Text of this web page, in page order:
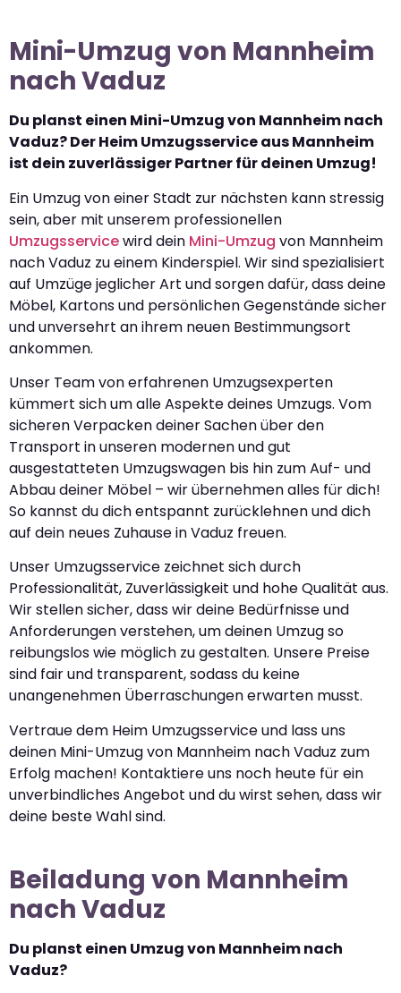
Mini-Umzug von Mannheim
nach Vaduz
Du planst einen Mini-Umzug von Mannheim nach
Vaduz? Der Heim Umzugsservice aus Mannheim
ist dein zuverlässiger Partner für deinen Umzug!
Ein Umzug von einer Stadt zur nächsten kann stressig
sein, aber mit unserem professionellen
Umzugsservicewird dein Mini-Umzug von Mannheim
nach Vaduz zu einem Kinderspiel. Wir sind spezialisiert
auf Umzüge jeglicher Art und sorgen dafür, dass deine
Möbel, Kartons und persönlichen Gegenstände sicher
und unversehrt an ihrem neuen Bestimmungsort
ankommen.
Unser Team von erfahrenen Umzugsexperten
kümmert sich um alle Aspekte deines Umzugs. Vom
sicheren Verpacken deiner Sachen über den
Transport in unseren modernen und gut
ausgestatteten Umzugswagen bis hin zum Auf- und
Abbau deiner Möbel – wir übernehmen alles für dich!
So kannst du dich entspannt zurücklehnen und dich
auf dein neues Zuhause in Vaduz freuen.
Unser Umzugsservice zeichnet sich durch
Professionalität, Zuverlässigkeit und hohe Qualität aus.
Wir stellen sicher, dass wir deine Bedürfnisse und
Anforderungen verstehen, um deinen Umzug so
reibungslos wie möglich zu gestalten. Unsere Preise
sind fair und transparent, sodass du keine
unangenehmen Überraschungen erwarten musst.
Vertraue dem Heim Umzugsservice und lass uns
deinen Mini-Umzug von Mannheim nach Vaduz zum
Erfolg machen! Kontaktiere uns noch heute für ein
unverbindliches Angebot und du wirst sehen, dass wir
deine beste Wahl sind.
Beiladung von Mannheim
nach Vaduz
Du planst einen Umzug von Mannheim nach
Vaduz?